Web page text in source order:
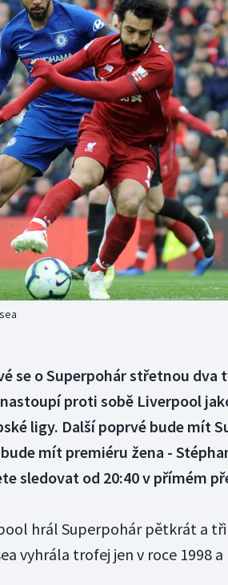
Curling
Dostihy
Florbal
Futsal
Golf
Gymnastika
se o Superpohár střetnou
proti sobě Liverpool
ligy. Další poprvé bude mít
mít premiéru žena -
sledovat od 20:40 v přímém
hrál Superpohár pětkrát a
vyhrála trofej jen v roce 1998